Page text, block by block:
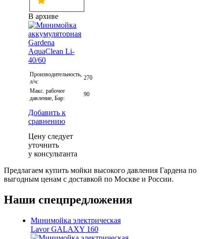
В архиве
Производительность,
л/ч:
270
Макс. рабочее
давление, Бар:
90
Добавить к
сравнению
Цену следует
уточнить
у консультанта
Предлагаем купить мойки высокого давления Гардена по
выгодным ценам с доставкой по Москве и России.
Наши спецпредложения
Минимойка электрическая
Lavor GALAXY 160